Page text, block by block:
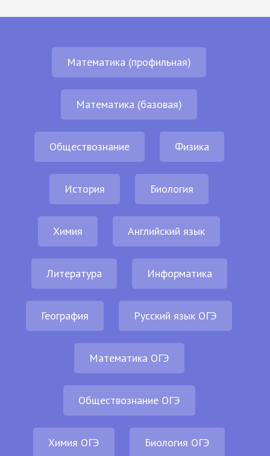
Математика (профильная)
Математика (базовая)
Обществознание Физика
История Биология
Химия Английский язык
Литература Информатика
География Русский язык ОГЭ
Математика ОГЭ
Обществознание ОГЭ
Химия ОГЭ Биология ОГЭ